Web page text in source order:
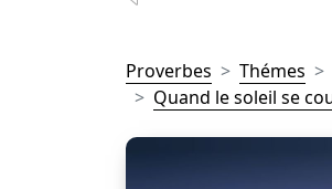
Proverbes Thémes
Quand le soleil se